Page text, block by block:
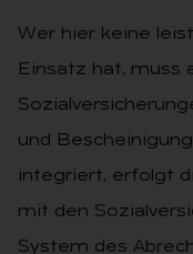
Wer hier keine
Einsatz hat, muss
und
integriert, erfolgt
mit den
System des